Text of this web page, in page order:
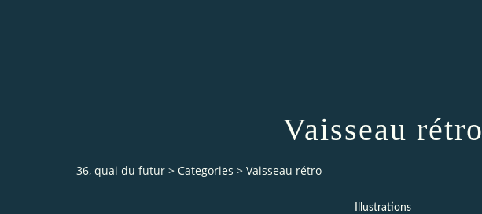
Vaisseau rétro
36, quai du futur > Categories > Vaisseau rétro
Illustrations